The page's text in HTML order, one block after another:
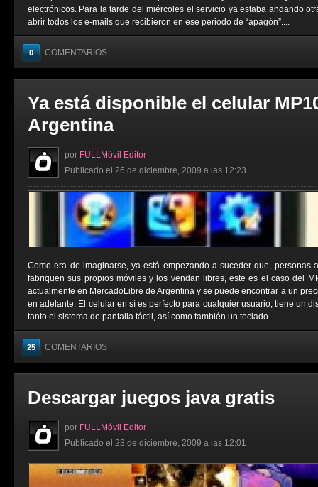
electrónicos. Para la tarde del miércoles el servicio ya estaba andando
abrir todos los e-mails que recibieron en ese periodo de “apagón”....
0 COMENTARIOS
Ya está disponible el celular
Argentina
por FULLMóvil Editor
Publicado el 26 de diciembre, 2009 a las 12:23
Como era de imaginarse, ya está empezando a suceder que, personas
fabriquen sus propios móviles y los vendan libres, este es el caso del
actualmente en MercadoLibre de Argentina y se puede encontrar a un
en adelante. El celular en sí es perfecto para cualquier usuario, tiene un
tanto el sistema de pantalla táctil, así como también un teclado ...
25 COMENTARIOS
Descargar juegos java gratis
por FULLMóvil Editor
Publicado el 23 de diciembre, 2009 a las 12:01